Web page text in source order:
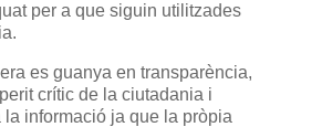
per a que siguin utilitzades
es guanya en transparència,
crític de la ciutadania i
la informació ja que la pròpia